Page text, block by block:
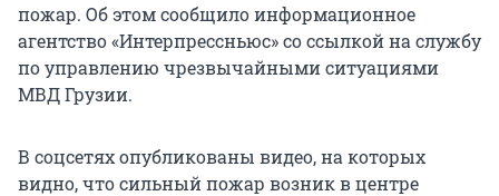
пожар. Об этом сообщило информационное
агентство «Интерпрессньюс» со ссылкой на службу
по управлению чрезвычайными ситуациями
МВД Грузии.
В соцсетях опубликованы видео, на которых
видно, что сильный пожар возник в центре